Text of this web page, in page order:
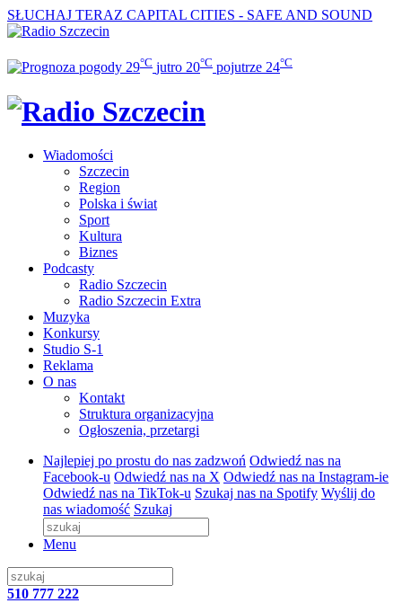
SŁUCHAJ TERAZ CAPITAL CITIES - SAFE AND SOUND
29°C jutro 20°C pojutrze 24°C
Wiadomości
Szczecin
Region
Polska i świat
Sport
Kultura
Biznes
Podcasty
Radio Szczecin
Radio Szczecin Extra
Muzyka
Konkursy
Studio S-1
Reklama
O nas
Kontakt
Struktura organizacyjna
Ogłoszenia, przetargi
Najlepiej po prostu do nas zadzwoń Odwiedź nas na
Facebook-u Odwiedź nas na X Odwiedź nas na Instagram-ie
Odwiedź nas na TikTok-u Szukaj nas na Spotify Wyślij do
nas wiadomość Szukaj
Menu
510 777 222